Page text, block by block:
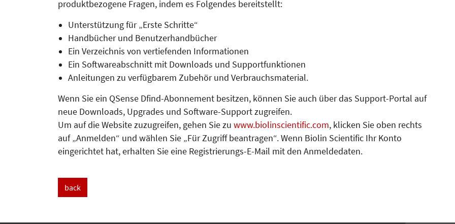
produktbezogene Fragen, indem es Folgendes bereitstellt:
Unterstützung für „Erste Schritte“
Handbücher und Benutzerhandbücher
Ein Verzeichnis von vertiefenden Informationen
Ein Softwareabschnitt mit Downloads und Supportfunktionen
Anleitungen zu verfügbarem Zubehör und Verbrauchsmaterial.
Wenn Sie ein QSense Dfind-Abon­nement besitzen, können Sie auch über das Support-Portal auf
neue Downloads, Upgrades und Software-Support zugreifen.
Um auf die Website zuzugreifen, gehen Sie zu www.biolinscientific.com, klicken Sie oben rechts
auf „Anmelden“ und wählen Sie „Für Zugriff beantragen“. Wenn Biolin Scientific Ihr Konto
eingerichtet hat, erhalten Sie eine Re­gistrierungs-E-Mail mit den An­mel­de­daten.
back